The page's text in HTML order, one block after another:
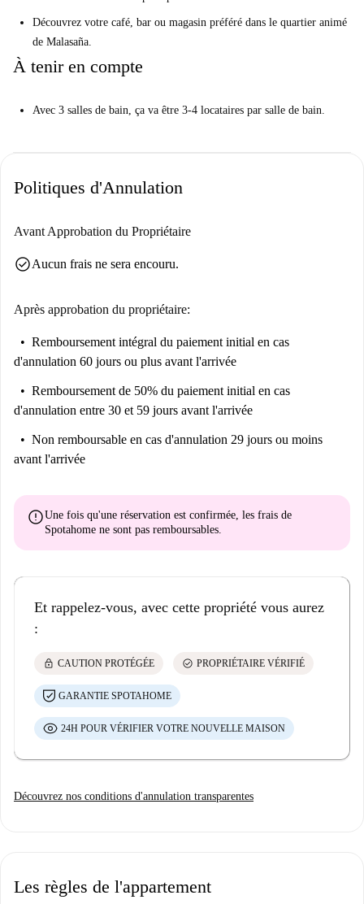
Si vous avez de la chance, votre chambre aura un balcon.
Vous êtes dans l'un des quartiers les plus animés et les plus en vogue
de Madrid.
Avec 3 salles de bain, ça va être 3-4 locataires par salle de bain.
de Fuencarral, à Madrid. Cette grande propriété dispose de confortables
chambres doubles.
Il est parfait pour les jeunes professionnels et les étudiants qui souhaitent
Découvrez votre café, bar ou magasin préféré dans le quartier animé
de Malasaña.
À tenir en compte
Avec 3 salles de bain, ça va être 3-4 locataires par salle de bain.
Politiques d'Annulation
Avant Approbation du Propriétaire
check_circleAucun frais ne sera encouru.
Après approbation du propriétaire:
Remboursement intégral du paiement initial en cas
d'annulation 60 jours ou plus avant l'arrivée
Remboursement de 50% du paiement initial en cas
d'annulation entre 30 et 59 jours avant l'arrivée
Non remboursable en cas d'annulation 29 jours ou moins
avant l'arrivée
errorUne fois qu'une réservation est confirmée, les frais de
Spotahome ne sont pas remboursables.
Et rappelez-vous, avec cette propriété vous aurez
:
lock CAUTION PROTÉGÉE check_circle PROPRIÉTAIRE VÉRIFIÉ
GARANTIE SPOTAHOME
24H POUR VÉRIFIER VOTRE NOUVELLE MAISON
Découvrez nos conditions d'annulation transparentes
Les règles de l'appartement